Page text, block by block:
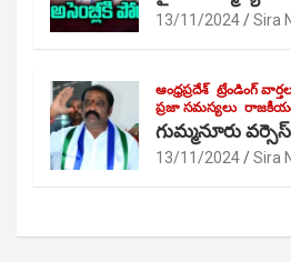
13/11/2024 Sira
ఆంధ్రప్రదేశ్ ట్రేండింగ్
ప్రజా సమస్యలు
గుమ్మనూరు
13/11/2024 Sira